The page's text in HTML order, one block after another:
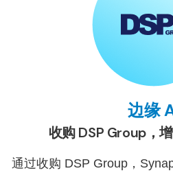
边缘
收购 DSP Group，
通过收购 DSP Group，